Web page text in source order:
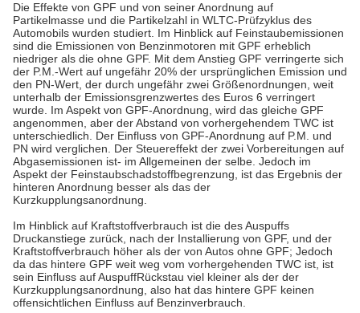
Die Effekte von GPF und von seiner Anordnung auf
Partikelmasse und die Partikelzahl in WLTC-Prüfzyklus des
Automobils wurden studiert. Im Hinblick auf Feinstaubemissionen
sind die Emissionen von Benzinmotoren mit GPF erheblich
niedriger als die ohne GPF. Mit dem Anstieg GPF verringerte sich
der P.M.-Wert auf ungefähr 20% der ursprünglichen Emission und
den PN-Wert, der durch ungefähr zwei Größenordnungen, weit
unterhalb der Emissionsgrenzwertes des Euros 6 verringert
wurde. Im Aspekt von GPF-Anordnung, wird das gleiche GPF
angenommen, aber der Abstand von vorhergehendem TWC ist
unterschiedlich. Der Einfluss von GPF-Anordnung auf P.M. und
PN wird verglichen. Der Steuereffekt der zwei Vorbereitungen auf
Abgasemissionen ist- im Allgemeinen der selbe. Jedoch im
Aspekt der Feinstaubschadstoffbegrenzung, ist das Ergebnis der
hinteren Anordnung besser als das der
Kurzkupplungsanordnung.
Im Hinblick auf Kraftstoffverbrauch ist die des Auspuffs
Druckanstiege zurück, nach der Installierung von GPF, und der
Kraftstoffverbrauch höher als der von Autos ohne GPF; Jedoch
da das hintere GPF weit weg vom vorhergehenden TWC ist, ist
sein Einfluss auf AuspuffRückstau viel kleiner als der der
Kurzkupplungsanordnung, also hat das hintere GPF keinen
offensichtlichen Einfluss auf Benzinverbrauch.